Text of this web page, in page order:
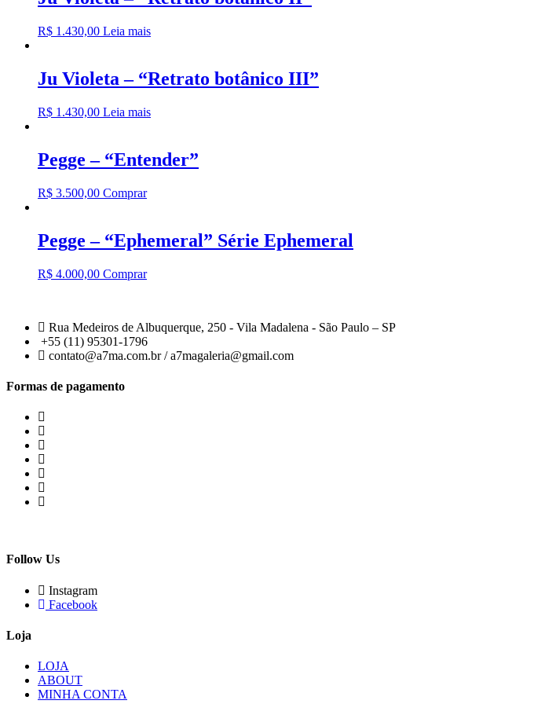
R$ 1.430,00 Leia mais
Ju Violeta – “Retrato botânico III”
R$ 1.430,00 Leia mais
Pegge – “Entender”
R$ 3.500,00 Comprar
Pegge – “Ephemeral” Série Ephemeral
R$ 4.000,00 Comprar
Rua Medeiros de Albuquerque, 250 - Vila Madalena - São Paulo – SP
+55 (11) 95301-1796
contato@a7ma.com.br / a7magaleria@gmail.com
Formas de pagamento
Follow Us
Instagram
Facebook
Loja
LOJA
ABOUT
MINHA CONTA